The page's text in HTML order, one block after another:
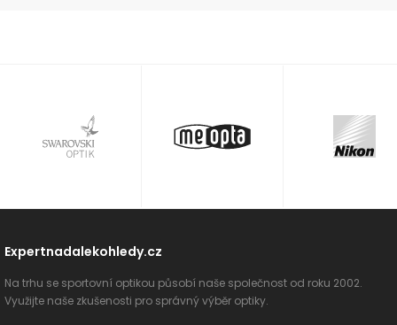
Expertnadalekohledy.cz
Na trhu se sportovní optikou působí naše společnost od roku 2002.
Využijte naše zkušenosti pro správný výběr optiky.